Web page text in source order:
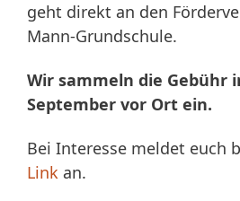
geht direkt an den
Mann-Grundschule.
Wir sammeln die Gebühr
September vor Ort ein.
Bei Interesse meldet euch
Link an.